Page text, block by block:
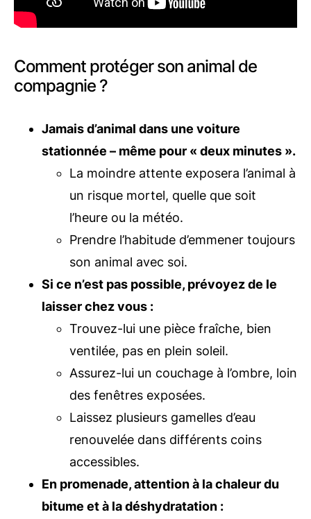
Comment protéger son animal de
compagnie ?
Jamais d’animal dans une voiture
stationnée – même pour « deux minutes ».
La moindre attente exposera l’animal à
un risque mortel, quelle que soit
l’heure ou la météo.
Prendre l’habitude d’emmener toujours
son animal avec soi.
Si ce n’est pas possible, prévoyez de le
laisser chez vous :
Trouvez-lui une pièce fraîche, bien
ventilée, pas en plein soleil.
Assurez-lui un couchage à l’ombre, loin
des fenêtres exposées.
Laissez plusieurs gamelles d’eau
renouvelée dans différents coins
accessibles.
En promenade, attention à la chaleur du
bitume et à la déshydratation :